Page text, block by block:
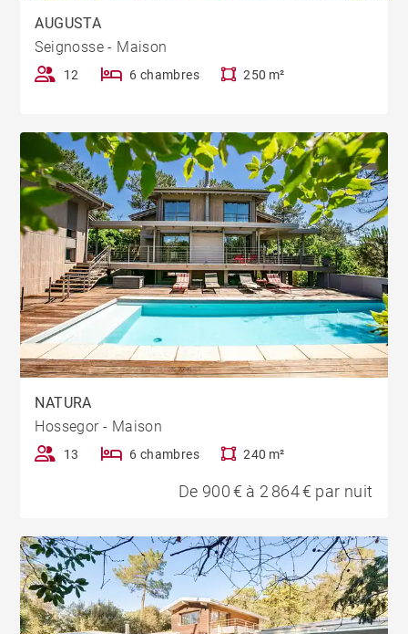
AUGUSTA
Seignosse - Maison
12 6 chambres 250 m²
NATURA
Hossegor - Maison
13 6 chambres 240 m²
De 900 € à 2 864 € par nuit